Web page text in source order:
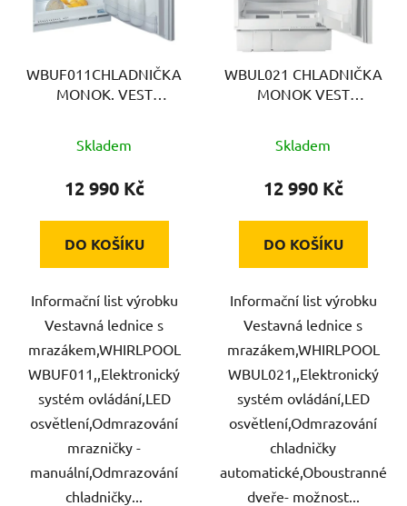
WBUF011CHLADNIČKA
MONOK. VEST
Skladem
12 990 Kč
DO KOŠÍKU
Informační list výrobku
Vestavná lednice s
mrazákem,WHIRLPOOL
WBUF011,,Elektronický
systém ovládání,LED
osvětlení,Odmrazování
mrazničky -
manuální,Odmrazování
chladničky...
WBUL021 CHLADNIČKA
MONOK VEST
Skladem
12 990 Kč
DO KOŠÍKU
Informační list výrobku
Vestavná lednice s
mrazákem,WHIRLPOOL
WBUL021,,Elektronický
systém ovládání,LED
osvětlení,Odmrazování
chladničky
automatické,Oboustranné
dveře- možnost...